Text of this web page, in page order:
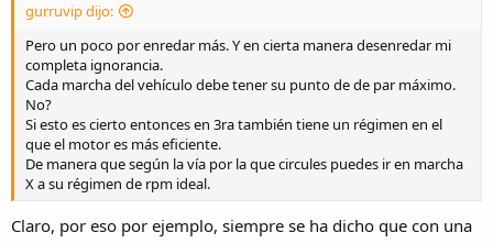
gurruvip dijo:
Pero un poco por enredar más. Y en cierta manera desenredar mi
completa ignorancia.
Cada marcha del vehículo debe tener su punto de de par máximo.
No?
Si esto es cierto entonces en 3ra también tiene un régimen en el
que el motor es más eficiente.
De manera que según la vía por la que circules puedes ir en marcha
X a su régimen de rpm ideal.
Claro, por eso por ejemplo, siempre se ha dicho que con una